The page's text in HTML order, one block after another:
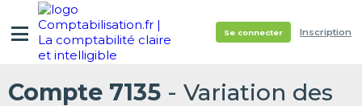
Se connecter Inscription
Compte 7135 - Variation des